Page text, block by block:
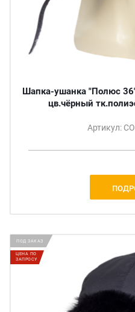
Шапка-ушанка "Полюс
Артикул:
ПОД ЗАКАЗ
ЦЕНА ПО
ЗАПРОСУ